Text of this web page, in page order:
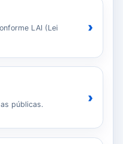
LAI (Lei
›
públicas. ›